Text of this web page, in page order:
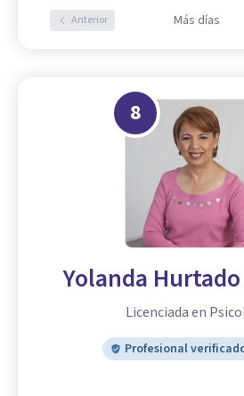
Anterior Más días
8
Yolanda
Licenciada en
Profesional